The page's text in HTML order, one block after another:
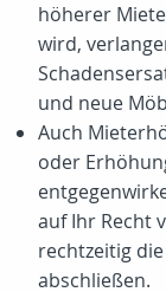
höherer
wird,
und neue
Auch
oder
auf Ihr Recht
rechtzeitig
abschließen.